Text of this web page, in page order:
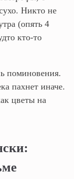
Никто не
(опять 4
кто-то
поминовения.
пахнет иначе.
цветы на